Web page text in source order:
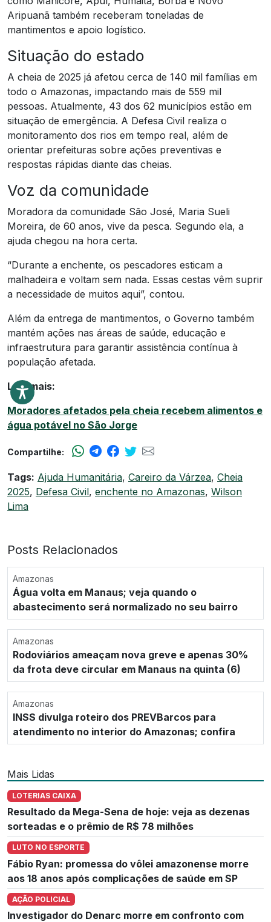
Aripuanã também receberam toneladas de
mantimentos e apoio logístico.
Situação do estado
A cheia de 2025 já afetou cerca de 140 mil famílias em
todo o Amazonas, impactando mais de 559 mil
pessoas. Atualmente, 43 dos 62 municípios estão em
situação de emergência. A Defesa Civil realiza o
monitoramento dos rios em tempo real, além de
orientar prefeituras sobre ações preventivas e
respostas rápidas diante das cheias.
Voz da comunidade
Moradora da comunidade São José, Maria Sueli
Moreira, de 60 anos, vive da pesca. Segundo ela, a
ajuda chegou na hora certa.
“Durante a enchente, os pescadores esticam a
malhadeira e voltam sem nada. Essas cestas vêm suprir
a necessidade de muitos aqui”, contou.
Além da entrega de mantimentos, o Governo também
mantém ações nas áreas de saúde, educação e
infraestrutura para garantir assistência contínua à
população afetada.
Leia mais:
Moradores afetados pela cheia recebem alimentos e
água potável no São Jorge
Compartilhe:
Tags: Ajuda Humanitária, Careiro da Várzea, Cheia
2025, Defesa Civil, enchente no Amazonas, Wilson
Lima
Posts Relacionados
Amazonas
Água volta em Manaus; veja quando o
abastecimento será normalizado no seu bairro
Amazonas
Rodoviários ameaçam nova greve e apenas 30%
da frota deve circular em Manaus na quinta (6)
Amazonas
INSS divulga roteiro dos PREVBarcos para
atendimento no interior do Amazonas; confira
Mais Lidas
LOTERIAS CAIXA
Resultado da Mega-Sena de hoje: veja as dezenas
sorteadas e o prêmio de R$ 78 milhões
LUTO NO ESPORTE
Fábio Ryan: promessa do vôlei amazonense morre
aos 18 anos após complicações de saúde em SP
AÇÃO POLICIAL
Investigador do Denarc morre em confronto com